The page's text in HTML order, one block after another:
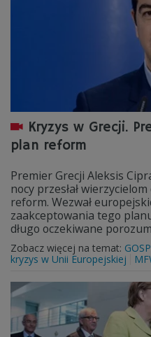
Kryzys w Grecji.
plan reform
Premier Grecji Aleksis
nocy przesłał
reform. Wezwał
zaakceptowania tego
długo oczekiwane
Zobacz więcej na temat:
kryzys w Unii Europejskiej